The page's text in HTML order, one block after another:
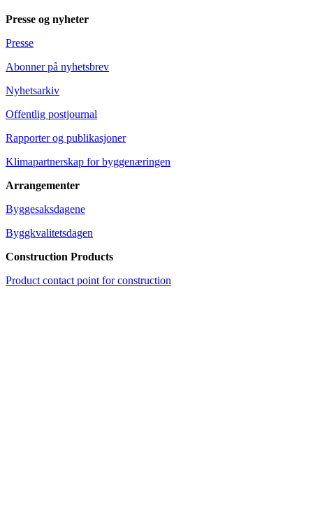
Presse og nyheter
Presse
Abonner på nyhetsbrev
Nyhetsarkiv
Offentlig postjournal
Rapporter og publikasjoner
Klimapartnerskap for byggenæringen
Arrangementer
Byggesaksdagene
Byggkvalitetsdagen
Construction Products
Product contact point for construction